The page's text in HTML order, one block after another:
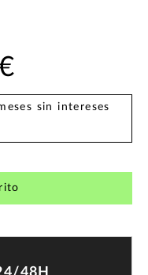
sin intereses